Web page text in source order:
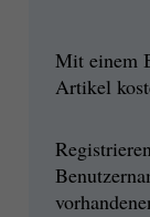
Mit einem
Artikel